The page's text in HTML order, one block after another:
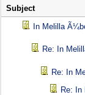
Subject
In Melilla
Re: In
Re: In
Re: